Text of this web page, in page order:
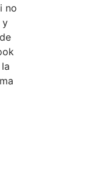
no
y